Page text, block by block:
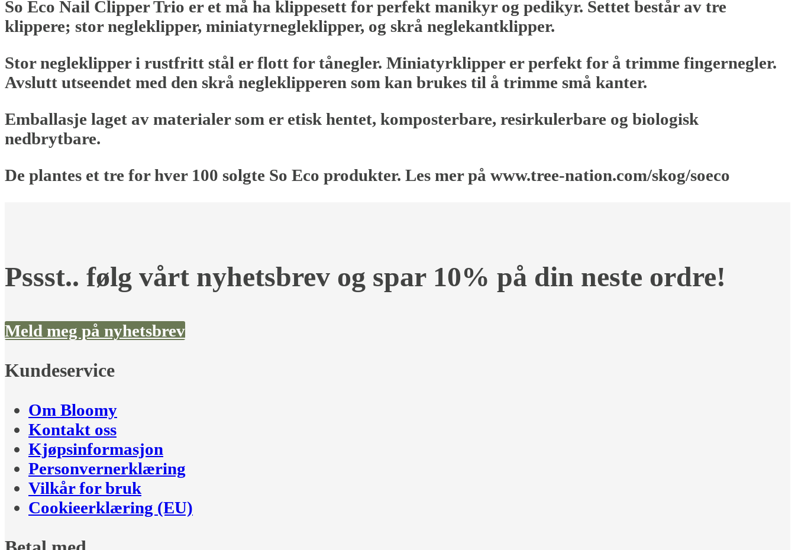
So Eco Nail Clipper Trio er et må ha klippesett for perfekt manikyr og pedikyr. Settet består av tre
klippere; stor negleklipper, miniatyrnegleklipper, og skrå neglekantklipper.
Stor negleklipper i rustfritt stål er flott for tånegler. Miniatyrklipper er perfekt for å trimme fingernegler.
Avslutt utseendet med den skrå negleklipperen som kan brukes til å trimme små kanter.
Emballasje laget av materialer som er etisk hentet, komposterbare, resirkulerbare og biologisk
nedbrytbare.
De plantes et tre for hver 100 solgte So Eco produkter. Les mer på www.tree-nation.com/skog/soeco
Pssst.. følg vårt nyhetsbrev og spar 10% på din neste ordre!
Meld meg på nyhetsbrev
Kundeservice
Om Bloomy
Kontakt oss
Kjøpsinformasjon
Personvernerklæring
Vilkår for bruk
Cookieerklæring (EU)